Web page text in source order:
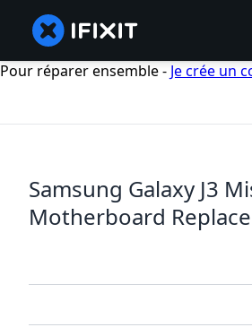
Pour réparer ensemble - Je crée un
Samsung Galaxy J3
Motherboard